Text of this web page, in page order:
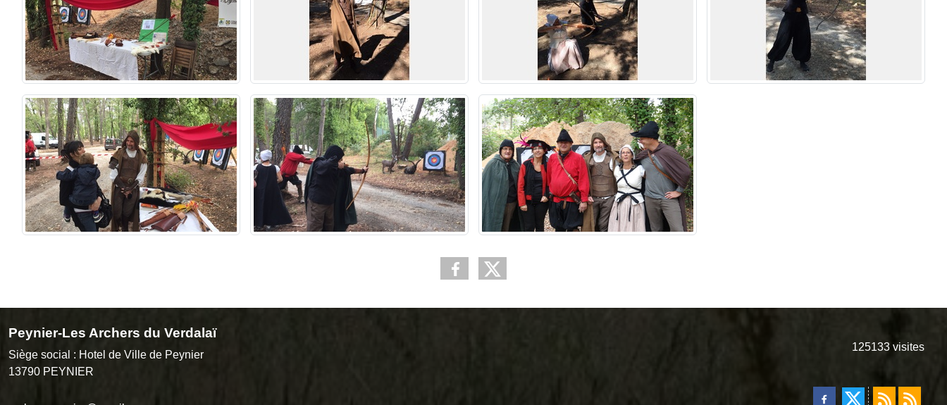
Peynier-Les Archers du Verdalaï
Siège social : Hotel de Ville de Peynier
13790 PEYNIER
125133 visites